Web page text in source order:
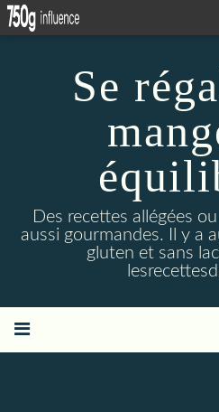
Se
Des recettes allégées
aussi gourmandes. Il y a
gluten et sans